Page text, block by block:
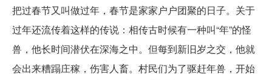
把过春节又叫做过年，春节是家家户户团聚的日子。关于
过年还流传着这样的传说：相传古时候有一种叫“年”的怪
兽，他长时间潜伏在深海之中。但每到新旧岁之交，他就
会出来糟蹋庄稼，伤害人畜。村民们为了驱赶年兽，开始